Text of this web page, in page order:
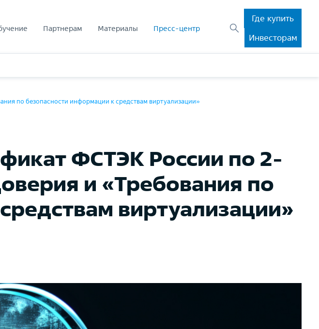
Партнерам Материалы Пресс-центр
Где купить
Инвесторам
по безопасности информации к средствам виртуализации»
ФСТЭК России по 2-
и «Требования по
виртуализации»